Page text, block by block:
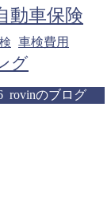
動車保険
車検費用
グ
rovinのブログ